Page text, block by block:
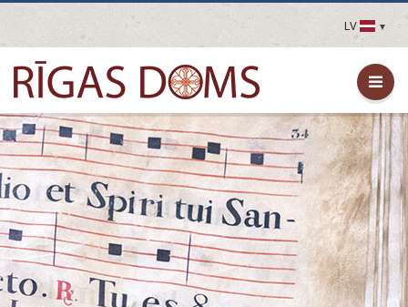
LV
LV
EN
DE
FR
UA
LT
EE
FI